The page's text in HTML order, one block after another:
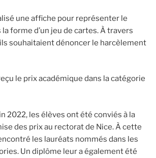
une affiche pour représenter le
forme d’un jeu de cartes. À travers
souhaitaient dénoncer le harcèlement
le prix académique dans la catégorie
2022, les élèves ont été conviés à la
des prix au rectorat de Nice. À cette
les lauréats nommés dans les
Un diplôme leur a également été